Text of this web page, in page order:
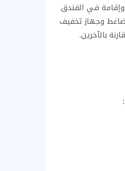
في الفندق
وجهاز تخفيف
بالآخرين.